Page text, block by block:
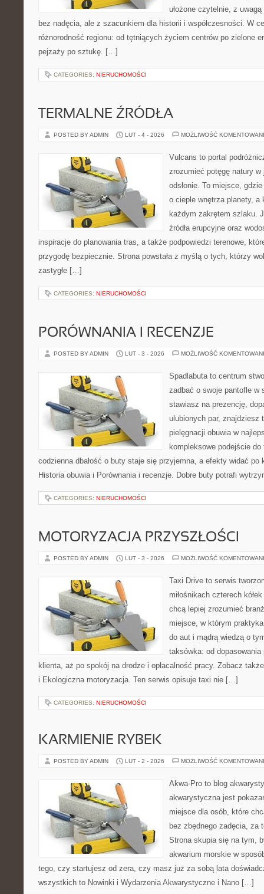
ułożone czytelnie, z
bez nadęcia, ale z szacunkiem dla historii i współczesności. W
różnorodność regionu: od tętniących życiem centrów po zielone
pejzaży po sztukę. […]
CATEGORIES: NIERUCHOMOŚCI
TERMALNE ŹRÓDŁA
POSTED BY ADMIN LUT - 4 - 2026 MOŻLIWOŚĆ
Vulcans to portal
zrozumieć potęgę natury w
odsłonie. To miejsce,
o cieple wnętrza planety, a
każdym zakrętem szlaku.
źródła erupcyjne oraz
inspiracje do planowania tras, a także podpowiedzi terenowe,
przygodę bezpiecznie. Strona powstała z myślą o tych, którzy
zastygłe […]
CATEGORIES: NIERUCHOMOŚCI
PORÓWNANIA I RECENZJE
POSTED BY ADMIN LUT - 3 - 2026 MOŻLIWOŚĆ
Spadlabuta to centrum
zadbać o swoje pantofle w
stawiasz na prezencję,
ulubionych par, znajdziesz
pielęgnacji obuwia w
kompleksowe podejście
codzienna dbałość o buty staje się przyjemna, a efekty widać
Historia obuwia i Porównania i recenzje. Dobre buty potrafi
CATEGORIES: NIERUCHOMOŚCI
MOTORYZACJA PRZYSZŁOŚCI
POSTED BY ADMIN LUT - 3 - 2026 MOŻLIWOŚĆ
Taxi Drive to serwis
miłośnikach czterech
chcą lepiej zrozumieć
miejsce, w którym
do aut i mądrą wiedzą o
taksówka: od dopasowania
klienta, aż po spokój na drodze i opłacalność pracy. Zobacz
i Ekologiczna motoryzacja. Ten serwis opisuje taxi nie […]
CATEGORIES: NIERUCHOMOŚCI
KARMIENIE RYBEK
POSTED BY ADMIN LUT - 2 - 2026 MOŻLIWOŚĆ
Akwa-Pro to blog
akwarystyczna jest
miejsce dla osób, które
bez zbędnego zadęcia, za
Strona skupia się na tym,
akwarium morskie w
tego, czy startujesz od zera, czy masz już za sobą lata
wszystkich to Nowinki i Wydarzenia Akwarystyczne i Nano […]